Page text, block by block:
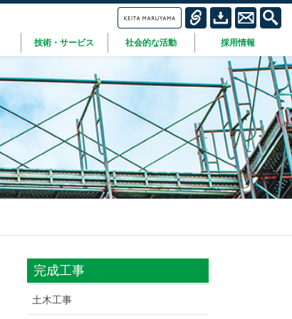
技術・サービス 社会的な活動 採用情報
完成工事
土木工事